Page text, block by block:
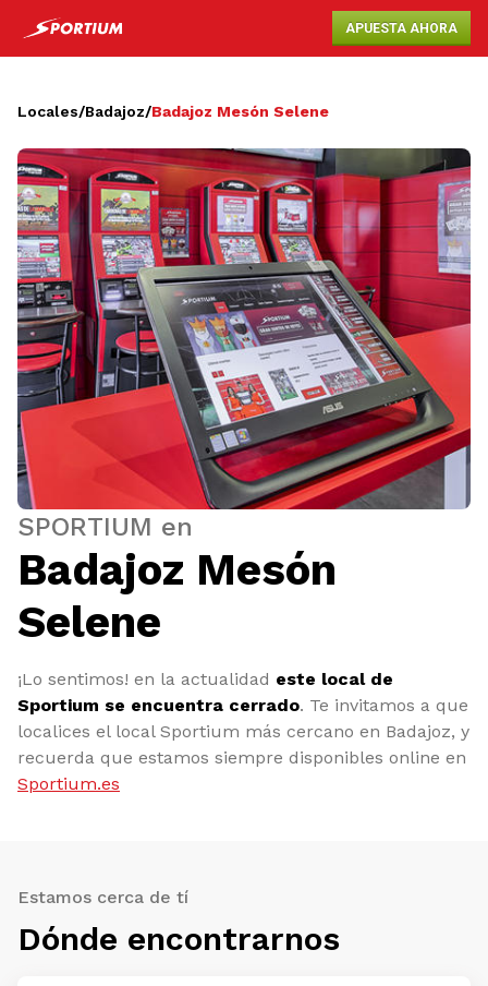
APUESTA AHORA
Locales/Badajoz/Badajoz Mesón Selene
SPORTIUM en
Badajoz Mesón
Selene
¡Lo sentimos! en la actualidad este local de
Sportium se encuentra cerrado. Te invitamos a que
localices el local Sportium más cercano en Badajoz, y
recuerda que estamos siempre disponibles online en
Sportium.es
Estamos cerca de tí
Dónde encontrarnos